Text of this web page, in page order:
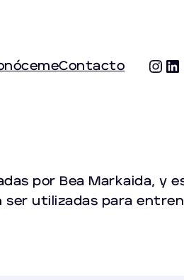
Contacto
por Bea Markaida, y
utilizadas para